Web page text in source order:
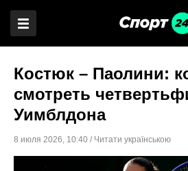
Костюк – Паолини:
смотреть
Уимблдона
8 июля 2026, 10:40 / Читати українською